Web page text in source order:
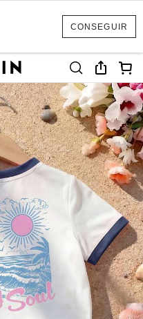
CONSEGUIR